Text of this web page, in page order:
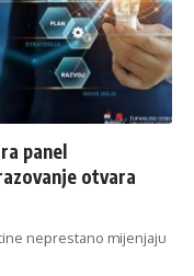
panel
otvara
neprestano mijenjaju